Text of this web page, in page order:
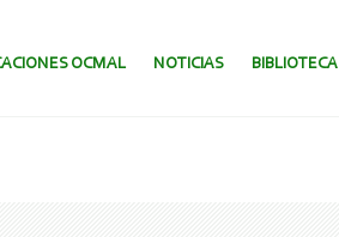
OCMAL NOTICIAS BIBLIOTECA